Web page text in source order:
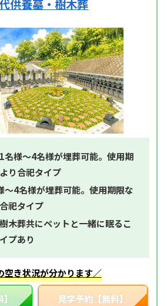
供養墓・樹木葬
名様～4名様が埋葬可能。使用期
り合祀タイプ
～4名様が埋葬可能。使用期限な
祀タイプ
木葬共にペットと一緒に眠るこ
プあり
空き状況が分かります／
見学予約【無料】